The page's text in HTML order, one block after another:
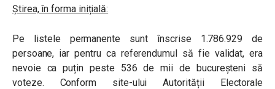
Știrea, în forma inițială:
Pe listele permanente sunt înscrise 1.786.929 de
persoane, iar pentru ca referendumul să fie validat, era
nevoie ca puțin peste 536 de mii de bucureșteni să
voteze. Conform site-ului Autorității Electorale